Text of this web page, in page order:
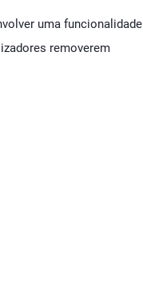
uma funcionalidade
removerem